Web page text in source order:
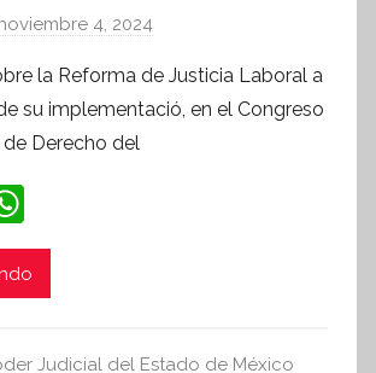
4, 2024
r
S
la Reforma de Justicia Laboral a
su implementació, en el Congreso
de Derecho del
h
at
AJudicial del Estado de México